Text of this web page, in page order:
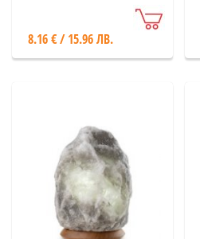
8.16 € / 15.96 ЛВ.